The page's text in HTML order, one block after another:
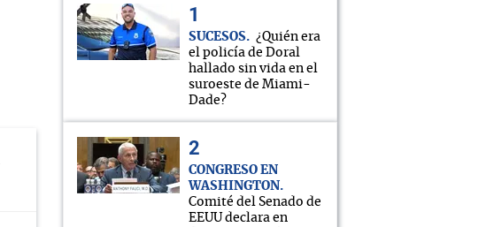
SUCESOS
¿Quién era
el policía de Doral
hallado sin vida en el
suroeste de Miami-
Dade?
CONGRESO EN
WASHINGTON
Comité del Senado de
EEUU declara en